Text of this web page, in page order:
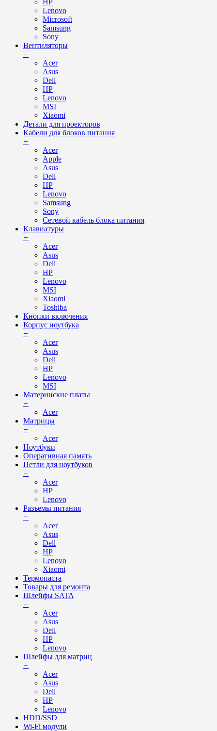
HP
Lenovo
Microsoft
Samsung
Sony
Вентиляторы
+
Acer
Asus
Dell
HP
Lenovo
MSI
Xiaomi
Детали для проекторов
Кабели для блоков питания
+
Acer
Apple
Asus
Dell
HP
Lenovo
Samsung
Sony
Сетевой кабель блока питания
Клавиатуры
+
Acer
Asus
Dell
HP
Lenovo
MSI
Xiaomi
Toshiba
Кнопки включения
Корпус ноутбука
+
Acer
Asus
Dell
HP
Lenovo
MSI
Материнские платы
+
Acer
Матрицы
+
Acer
Ноутбуки
Оперативная память
Петли для ноутбуков
+
Acer
HP
Lenovo
Разъемы питания
+
Acer
Asus
Dell
HP
Lenovo
Xiaomi
Термопаста
Товары для ремонта
Шлейфы SATA
+
Acer
Asus
Dell
HP
Lenovo
Шлейфы для матриц
+
Acer
Asus
Dell
HP
Lenovo
HDD/SSD
Wi-Fi модули